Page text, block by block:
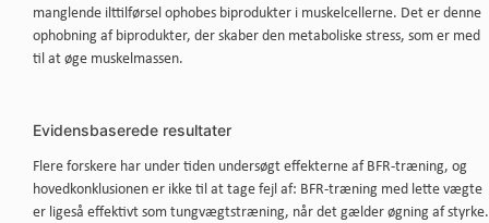
manglende ilttilførsel ophobes biprodukter i muskelcellerne. Det er denne
ophobning af biprodukter, der skaber den metaboliske stress, som er med
til at øge muskelmassen.
Evidensbaserede resultater
Flere forskere har under tiden undersøgt effekterne af BFR-træning, og
hovedkonklusionen er ikke til at tage fejl af: BFR-træning med lette vægte
er ligeså effektivt som tungvægtstræning, når det gælder øgning af styrke.